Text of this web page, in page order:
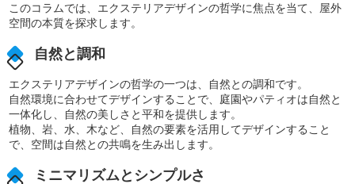
このコラムでは、エクステリアデザインの哲学に焦点を当て、屋外
空間の本質を探求します。
自然と調和
エクステリアデザインの哲学の一つは、自然との調和です。
自然環境に合わせてデザインすることで、庭園やパティオは自然と
一体化し、自然の美しさと平和を提供します。
植物、岩、水、木など、自然の要素を活用してデザインすること
で、空間は自然との共鳴を生み出します。
ミニマリズムとシンプルさ